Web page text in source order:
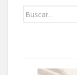
Buscar: